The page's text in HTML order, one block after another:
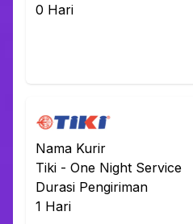
0 Hari
Nama Kurir
Tiki - One Night Service
Durasi Pengiriman
1 Hari